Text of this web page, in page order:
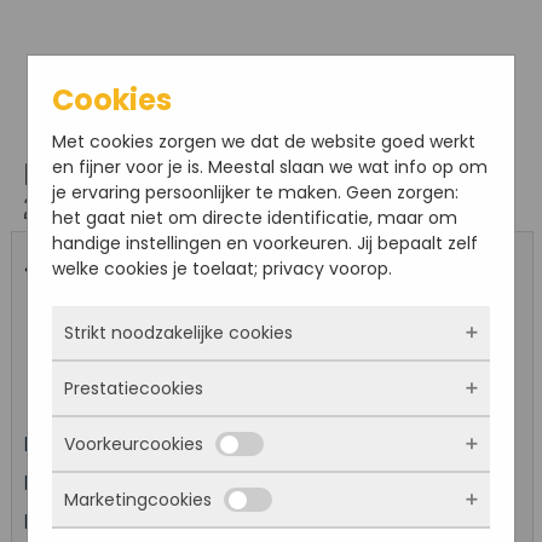
Bestel hier online je kaarten voor: Rondleiding
29 juli
« Ander evenement kiezen
Evenement: Rondleiding 29 juli
Datum: 29-07-2026 om 14:00
Prijs per ticket regulier: €7,50
Kind (t/m 12): € 1,00
Locatie: Fort Sabina
Cookies
Met cookies zorgen we dat de website goed werkt
en fijner voor je is. Meestal slaan we wat info op om
je ervaring persoonlijker te maken. Geen zorgen:
het gaat niet om directe identificatie, maar om
handige instellingen en voorkeuren. Jij bepaalt zelf
welke cookies je toelaat; privacy voorop.
Strikt noodzakelijke cookies
Deze cookies zorgen ervoor dat de website
überhaupt werkt. Ze zijn dus altijd actief en
kunnen niet worden uitgezet. Meestal worden
ze alleen geplaatst als jij iets doet, zoals
inloggen, een formulier invullen of je
privacyvoorkeuren opslaan. Je kunt je browser
Prestatiecookies
Met deze cookies zien we hoe vaak onze site
bezocht wordt, waar bezoekers vandaan
komen en welke pagina’s populair zijn. Zo
kunnen we de website blijven verbeteren.
Voorkeurcookies
Deze cookies onthouden jouw voorkeuren.
Bijvoorbeeld taalkeuze of ingevulde gegevens.
Marketingcookies